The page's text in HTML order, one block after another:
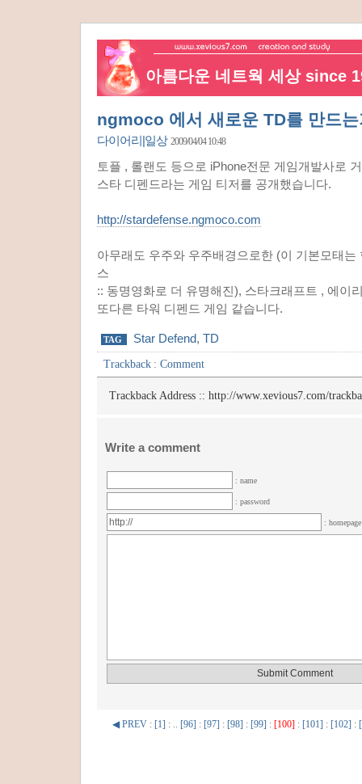
아름다운 네트웍 세상 since
ngmoco 에서 새로운 TD를 만드
다이어리|일상 2009/04/04 10:48
토플 , 롤랜도 등으로 iPhone전문 게임개발사로
스타 디펜드라는 게임 티저를 공개했습니다.
http://stardefense.ngmoco.com
아무래도 우주와 우주배경으로한 (이 기본모태는
스
:: 동명영화로 더 유명해진), 스타크래프트 , 에이
또다른 타워 디펜드 게임 같습니다.
TAG Star Defend, TD
Trackback : Comment
Trackback Address :: http://www.xevious7.com/
Write a comment
: name
: password
:
◀ PREV : [1] : .. [96] : [97] : [98] : [99] : [100] : [101] : [102] :